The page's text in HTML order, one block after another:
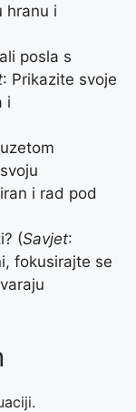
hranu i
posla s
: Prikazite svoje
i
i rad pod
(Savjet:
fokusirajte se